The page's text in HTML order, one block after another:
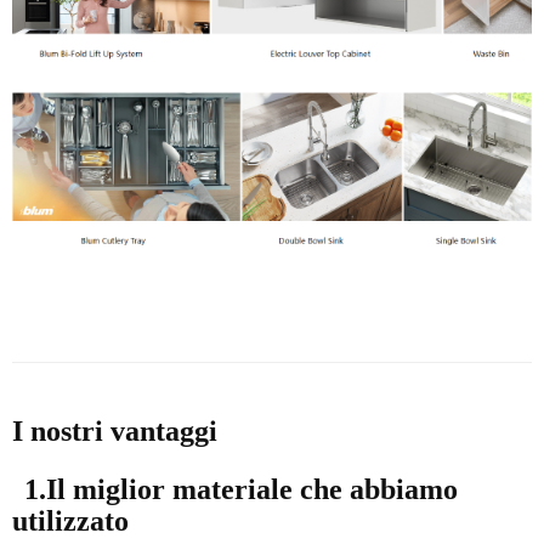
I nostri vantaggi
1.Il miglior materiale che abbiamo
utilizzato